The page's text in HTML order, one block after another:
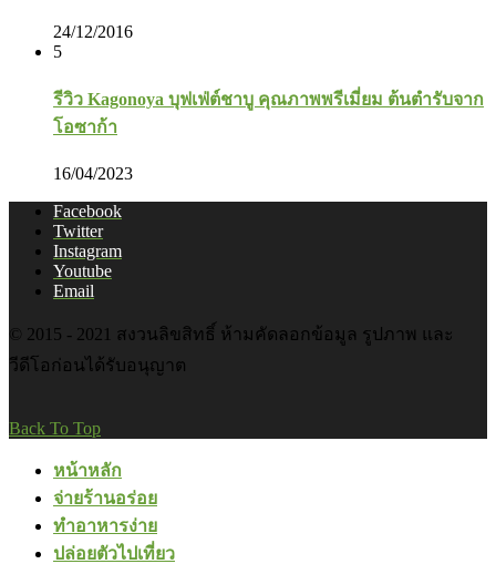
24/12/2016
5
รีวิว Kagonoya บุฟเฟ่ต์ชาบู คุณภาพพรีเมี่ยม ต้นตำรับจาก
โอซาก้า
16/04/2023
Facebook
Twitter
Instagram
Youtube
Email
© 2015 - 2021 สงวนลิขสิทธิ์ ห้ามคัดลอกข้อมูล รูปภาพ และ
วีดีโอก่อนได้รับอนุญาต
Back To Top
หน้าหลัก
จ่ายร้านอร่อย
ทำอาหารง่าย
ปล่อยตัวไปเที่ยว